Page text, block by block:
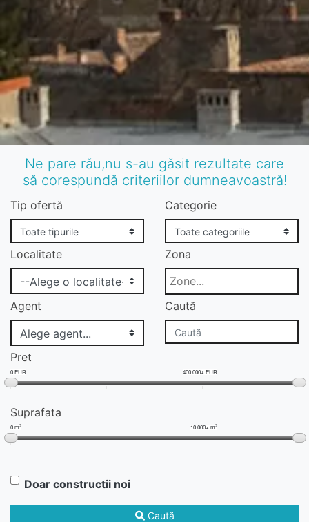
Ne pare rău,nu s-au găsit rezultate care
să corespundă criteriilor dumneavoastră!
Tip ofertă Categorie
Localitate Zona
Agent Caută
Pret
0 EUR 400.000+ EUR
Suprafata
0 m2 10.000+ m2
Doar constructii noi
Caută